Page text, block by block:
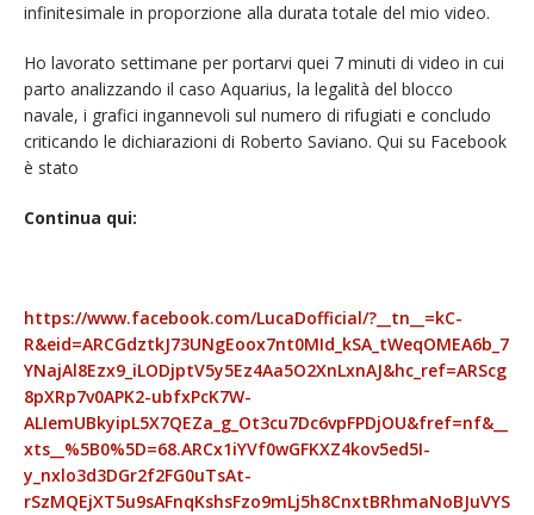
infinitesimale in proporzione alla durata totale del mio video.
Ho lavorato settimane per portarvi quei 7 minuti di video in cui
parto analizzando il caso Aquarius, la legalità del blocco
navale, i grafici ingannevoli sul numero di rifugiati e concludo
criticando le dichiarazioni di Roberto Saviano. Qui su Facebook
è stato
Continua qui:
https://www.facebook.com/LucaDofficial/?__tn__=kC-
R&eid=ARCGdztkJ73UNgEoox7nt0MId_kSA_tWeqOMEA6b_7
YNajAl8Ezx9_iLODjptV5y5Ez4Aa5O2XnLxnAJ&hc_ref=ARScg
8pXRp7v0APK2-ubfxPcK7W-
ALIemUBkyipL5X7QEZa_g_Ot3cu7Dc6vpFPDjOU&fref=nf&__
xts__%5B0%5D=68.ARCx1iYVf0wGFKXZ4kov5ed5I-
y_nxlo3d3DGr2f2FG0uTsAt-
rSzMQEjXT5u9sAFnqKshsFzo9mLj5h8CnxtBRhmaNoBJuVYS